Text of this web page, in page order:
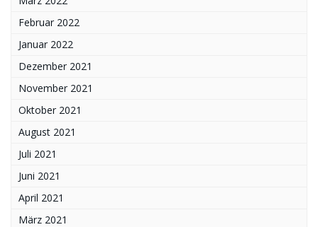
Februar 2022
Januar 2022
Dezember 2021
November 2021
Oktober 2021
August 2021
Juli 2021
Juni 2021
April 2021
März 2021